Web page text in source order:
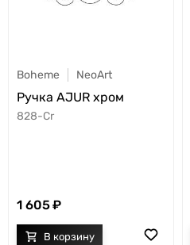
Boheme NeoArt
Ручка AJUR хром
828-Cr
1 605